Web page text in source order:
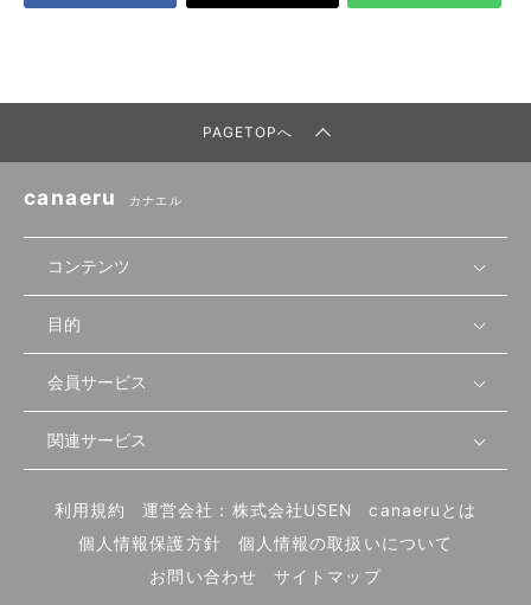
PAGETOPへ
canaeru カナエル
コンテンツ
無料開業相談
セミナー情報
セミナー動画
物件を探す
首都圏
北海道
先輩開業者の声
開業・経営に関する記事
編集ポリシー
業態別の開業方法
目的
店舗運営
物件
内装・設備
食材・仕入れ
会員サービス
会員登録
ログイン
関連サービス
飲食店サクセスガイド（外部サイト）
利用規約 運営会社：株式会社USEN
canaeruとは
個人情報保護方針
個人情報の取扱いについて
お問い合わせ
サイトマップ